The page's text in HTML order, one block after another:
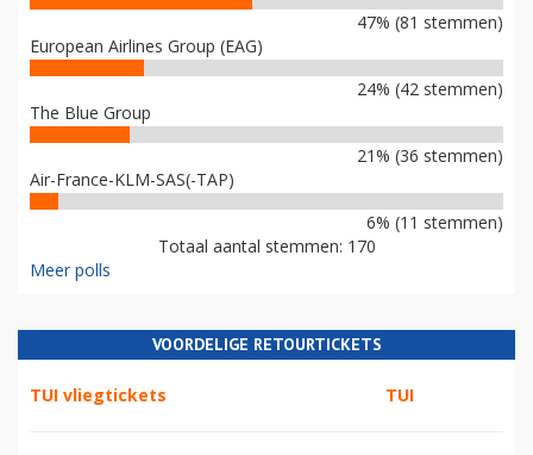
47% (81 stemmen)
European Airlines Group (EAG)
24% (42 stemmen)
The Blue Group
21% (36 stemmen)
Air-France-KLM-SAS(-TAP)
6% (11 stemmen)
Totaal aantal stemmen: 170
Meer polls
VOORDELIGE RETOURTICKETS
TUI vliegtickets TUI